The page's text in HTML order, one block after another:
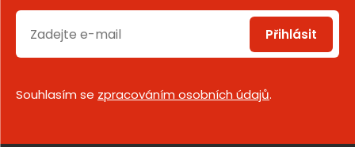
Přihlásit
Souhlasím se zpracováním osobních údajů.